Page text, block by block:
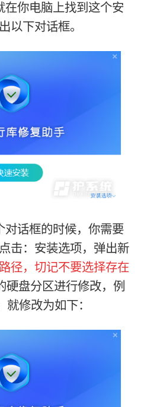
在你电脑上找到这个安
以下对话框。
对话框的时候，你需要
击：安装选项，弹出新
径，切记不要选择存在
硬盘分区进行修改，例
修改为如下：